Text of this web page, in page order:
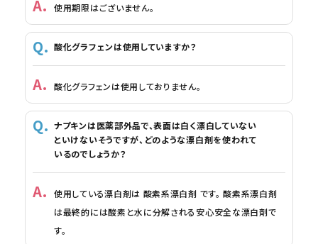
使用期限はございません。
酸化グラフェンは使用していますか？
酸化グラフェンは使用しておりません。
ナプキンは医薬部外品で、表面は白く漂白していない
といけないそうですが、どのような漂白剤を使われて
いるのでしょうか？
使用している漂白剤は 酸素系漂白剤 です。 酸素系漂白剤
は最終的には酸素と水に分解される安心安全な漂白剤で
す。